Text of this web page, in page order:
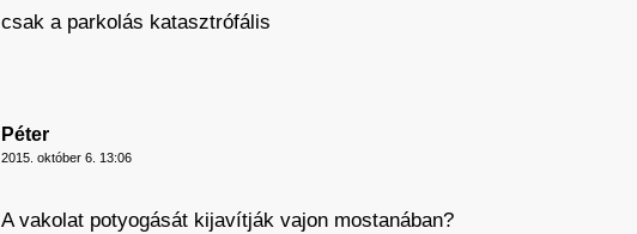
csak a parkolás katasztrófális
Péter
2015. október 6. 13:06
A vakolat potyogását kijavítják vajon mostanában?